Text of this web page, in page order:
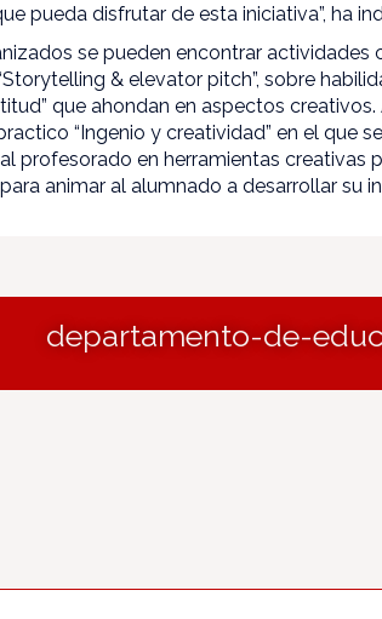
pueda disfrutar de esta iniciativa”, ha
se pueden encontrar actividades
& elevator pitch”, sobre
que ahondan en aspectos
“Ingenio y creatividad” en el que
profesorado en herramientas creativas
animar al alumnado a desarrollar su
departamento-de-